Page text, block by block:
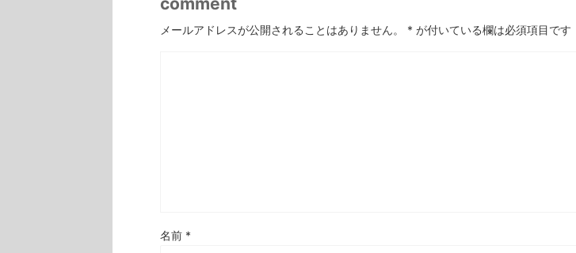
メールアドレスが公開されることはありません。 * が付いている欄は必須項目です
名前 *